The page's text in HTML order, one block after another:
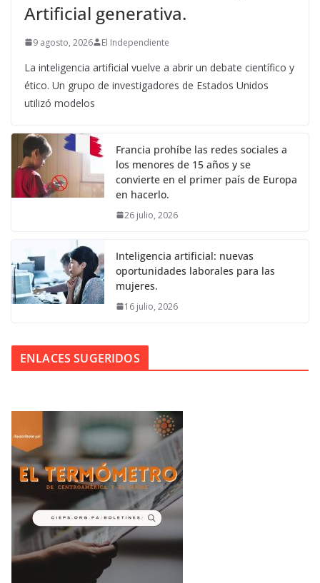
Artificial generativa.
9 agosto, 2026 El Independiente
La inteligencia artificial vuelve a abrir un debate científico y
ético. Un grupo de investigadores de Estados Unidos
utilizó modelos
Francia prohíbe las redes sociales a
los menores de 15 años y se
convierte en el primer país de Europa
en hacerlo.
26 julio, 2026
Inteligencia artificial: nuevas
oportunidades laborales para las
mujeres.
16 julio, 2026
ENLACES SUGERIDOS